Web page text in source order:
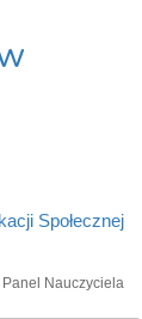
Społecznej
Panel Nauczyciela